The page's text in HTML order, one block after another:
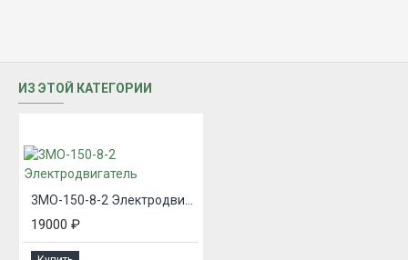
ИЗ ЭТОЙ КАТЕГОРИИ
19000 ₽